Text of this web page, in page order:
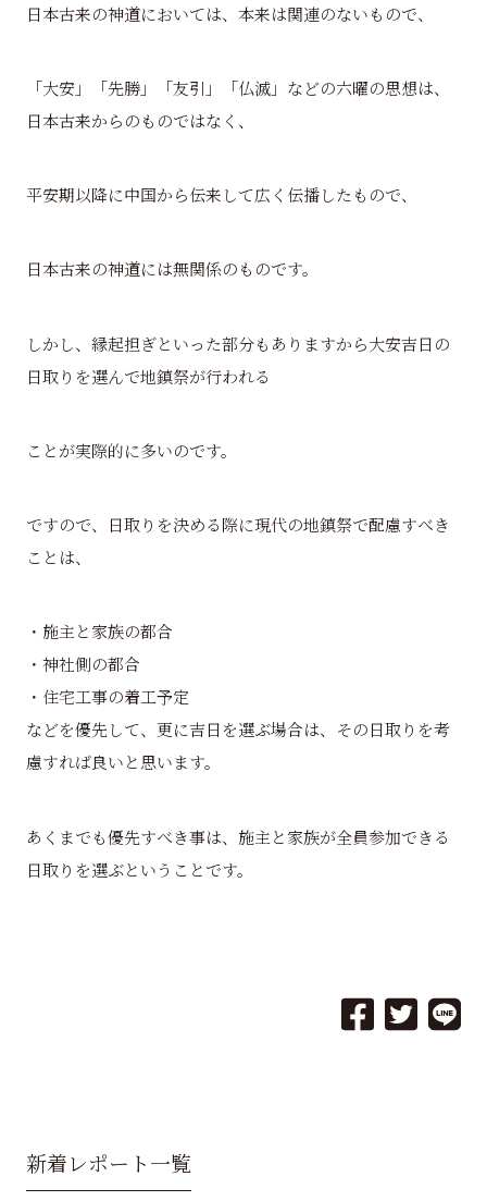
日本古来の神道においては、本来は関連のないもので、
「大安」「先勝」「友引」「仏滅」などの六曜の思想は、
日本古来からのものではなく、
平安期以降に中国から伝来して広く伝播したもので、
日本古来の神道には無関係のものです。
しかし、縁起担ぎといった部分もありますから大安吉日の
日取りを選んで地鎮祭が行われる
ことが実際的に多いのです。
ですので、日取りを決める際に現代の地鎮祭で配慮すべき
ことは、
・施主と家族の都合
・神社側の都合
・住宅工事の着工予定
などを優先して、更に吉日を選ぶ場合は、その日取りを考
慮すれば良いと思います。
あくまでも優先すべき事は、施主と家族が全員参加できる
日取りを選ぶということです。
新着レポート一覧